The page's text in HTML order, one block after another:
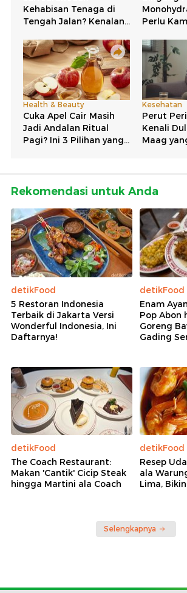
Rekomendasi untuk Anda
detikFood
5 Restoran Indonesia
Terbaik di Jakarta Versi
Wonderful Indonesia, Ini
Daftarnya!
detikFood
Enam
Pop Abon
Goreng
Gading
detikFood
The Coach Restaurant:
Makan 'Cantik' Cicip Steak
hingga Martini ala Coach
detikFood
Resep
ala
Lima,
Selengkapnya